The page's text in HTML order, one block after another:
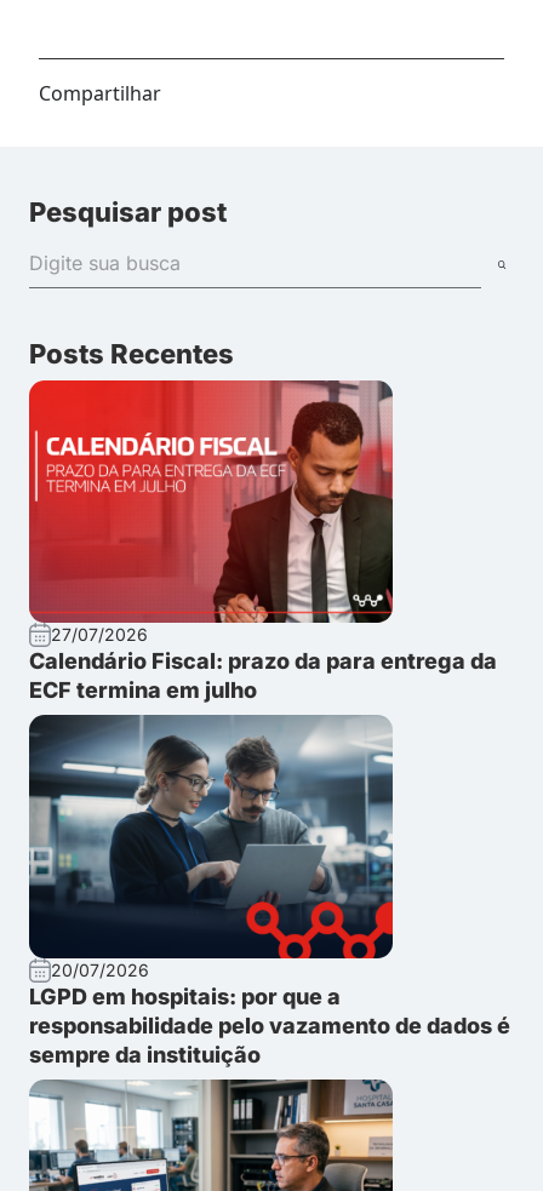
Compartilhar
Pesquisar post
Posts Recentes
27/07/2026
Calendário Fiscal: prazo da para entrega da
ECF termina em julho
20/07/2026
LGPD em hospitais: por que a
responsabilidade pelo vazamento de dados é
sempre da instituição